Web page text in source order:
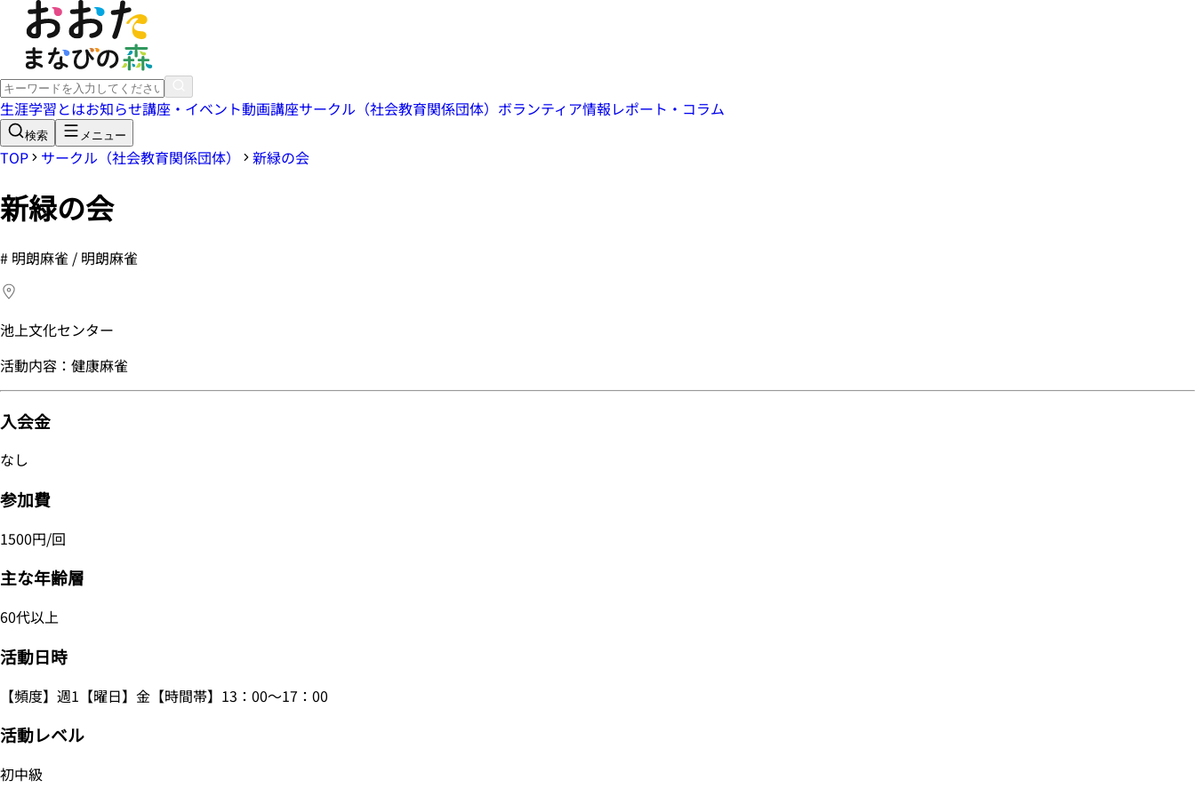
生涯学習とはお知らせ講座・イベント動画講座サークル（社会教育関係団体） ボランティア情報レポート・コラム
検索 メニュー
TOP サークル（社会教育関係団体） 新緑の会
新緑の会
# 明朗麻雀 / 明朗麻雀
池上文化センター
活動内容：健康麻雀
入会金
なし
参加費
1500円/回
主な年齢層
60代以上
活動日時
【頻度】週1【曜日】金【時間帯】13：00～17：00
活動レベル
初中級